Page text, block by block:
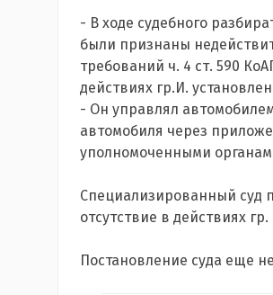
- В ходе судебного
были признаны
требований ч. 4 ст. 590
действиях гр.И.
- Он управлял
автомобиля через
уполномоченными
Специализированный суд
отсутствие в действиях
Постановление суда еще